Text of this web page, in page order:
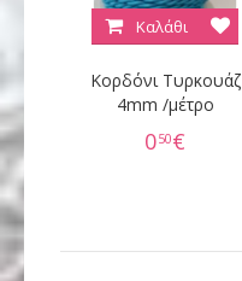
Κορδόνι Τυρκουάζ
4mm /μέτρο
050€
Καλάθι